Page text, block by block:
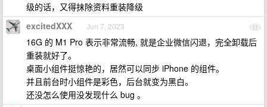
级的话，又得抹除资料重装降级
11
excitedXXX Jun 7, 2023
16G 的 M1 Pro 表示非常流畅, 就是企业微信闪退，完全卸载后
重装就好了。
桌面小组件挺惊艳的，居然可以同步 iPhone 的组件。
并且前台时小组件是彩色，后台就变为黑白。
还没怎么使用没发现什么 bug 。